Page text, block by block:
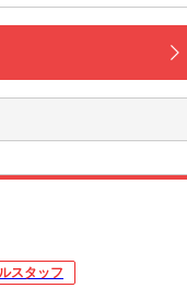
スタッフ